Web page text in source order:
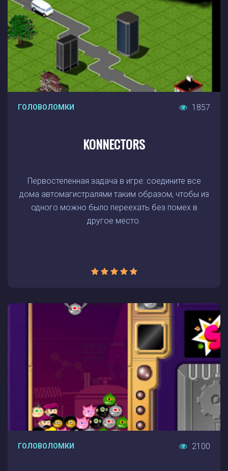
ГОЛОВОЛОМКИ 1857
KONNECTORS
Первостепенная задача в игре: соедините все
дома автомагистралями таким образом, чтобы из
одного можно было переехать без помех в
другое место.
ГОЛОВОЛОМКИ 2100